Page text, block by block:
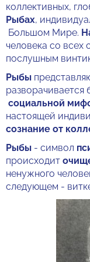
коллективных,
Рыбах,
Большом Мире.
человека со всех
послушным
Рыбы
социальной
настоящей
сознание от
Рыбы - символ
происходит
ненужного
следующем -